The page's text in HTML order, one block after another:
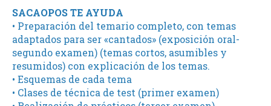
SACAOPOS TE AYUDA
• Preparación del temario completo, con temas
adaptados para ser «cantados» (exposición oral-
segundo examen) (temas cortos, asumibles y
resumidos) con explicación de los temas.
• Esquemas de cada tema
• Clases de técnica de test (primer examen)